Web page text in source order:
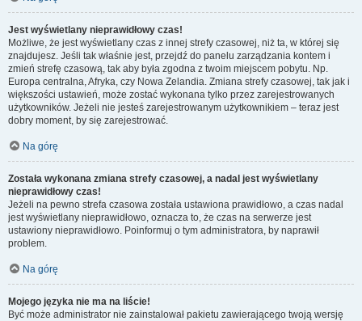
Jest wyświetlany nieprawidłowy czas!
Możliwe, że jest wyświetlany czas z innej strefy czasowej, niż ta, w której się
znajdujesz. Jeśli tak właśnie jest, przejdź do panelu zarządzania kontem i
zmień strefę czasową, tak aby była zgodna z twoim miejscem pobytu. Np.
Europa centralna, Afryka, czy Nowa Zelandia. Zmiana strefy czasowej, tak jak i
większości ustawień, może zostać wykonana tylko przez zarejestrowanych
użytkowników. Jeżeli nie jesteś zarejestrowanym użytkownikiem – teraz jest
dobry moment, by się zarejestrować.
Na górę
Została wykonana zmiana strefy czasowej, a nadal jest wyświetlany
nieprawidłowy czas!
Jeżeli na pewno strefa czasowa została ustawiona prawidłowo, a czas nadal
jest wyświetlany nieprawidłowo, oznacza to, że czas na serwerze jest
ustawiony nieprawidłowo. Poinformuj o tym administratora, by naprawił
problem.
Na górę
Mojego języka nie ma na liście!
Być może administrator nie zainstalował pakietu zawierającego twoją wersję